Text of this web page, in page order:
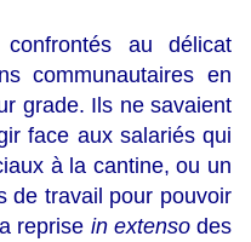
au délicat
communautaires en
grade. Ils ne savaient
face aux salariés qui
à la cantine, ou un
de travail pour pouvoir
reprise in extenso des